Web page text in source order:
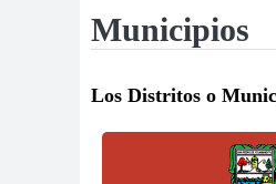
Municipios
Los Distritos o